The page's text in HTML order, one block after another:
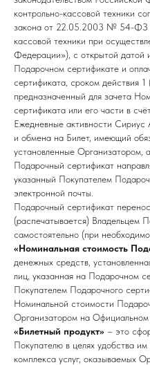
контрольно-кассовой техники
закона от 22.05.2003 № 54-ФЗ
кассовой техники при
Федерации»), с открытой датой
Подарочном сертификате и
сертификата, сроком действия
предназначенный для зачета
сертификата или его части в
Ежедневные активности Сириус
и обмена на Билет, имеющий
установленные Организатором,
Подарочный сертификат
указанный Покупателем
электронной почты.
Подарочный сертификат
(распечатывается) Владельцем
самостоятельно (при
«Номинальная стоимость
денежных средств,
лиц, указанная на Подарочном
Покупателем Подарочного
Номинальной стоимости
Организатором на Официальном
«Билетный продукт» – это
Покупателю в целях удобства
комплекса услуг, оказываемых